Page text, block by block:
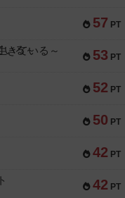
57 PT
53 PT
きている～
52 PT
50 PT
42 PT
42 PT